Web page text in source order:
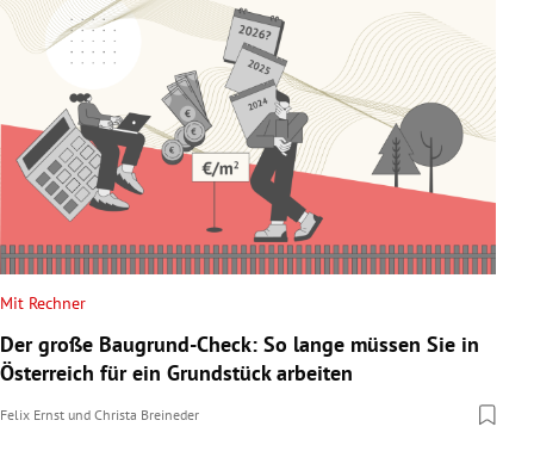
Mit Rechner
Der große Baugrund-Check: So lange müssen Sie in
Österreich für ein Grundstück arbeiten
Felix Ernst und Christa Breineder